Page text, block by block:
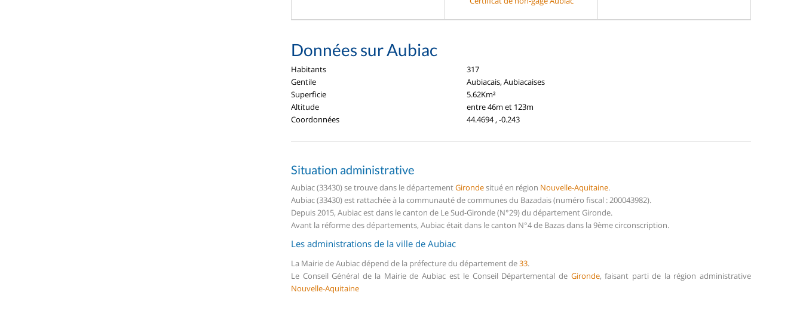
Données sur Aubiac
Habitants
317
Gentile
Aubiacais, Aubiacaises
Superficie
5.62Km²
Altitude
entre 46m et 123m
Coordonnées
44.4694 , -0.243
Situation administrative
Aubiac (33430) se trouve dans le départementGirondesitué en région Nouvelle-Aquitaine.
Aubiac (33430) est rattachée à la communauté de communes du Bazadais (numéro fiscal : 200043982).
Depuis 2015, Aubiac est dans le canton de Le Sud-Gironde (N°29) du département Gironde.
Avant la réforme des départements, Aubiac était dans le canton N°4 de Bazas dans la 9ème circonscription.
Les administrations de la ville de Aubiac
La Mairie de Aubiac dépend de la préfecture du département de33.
Le Conseil Général de la Mairie de Aubiac est le Conseil Départemental de Gironde, faisant parti de la région administrative
Nouvelle-Aquitaine